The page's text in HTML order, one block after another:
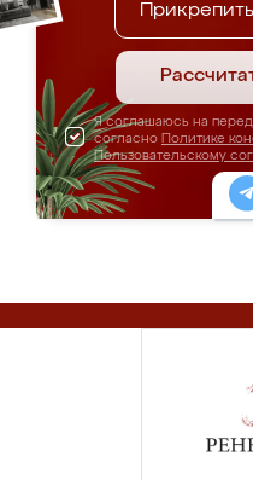
Я соглашаюсь на
согласно Политике
Пользовательскому